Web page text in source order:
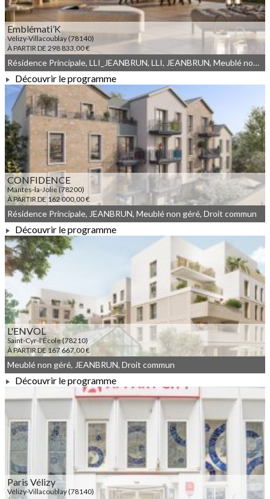
Emblémati’K
Vélizy-Villacoublay (78140)
À PARTIR DE 298 833,00 €
À PARTIR DE 298 833,00 €
Résidence Principale, LLI_JEANBRUN, LLI, JEANBRUN, Meublé non géré, Droit commun
Découvrir le programme
CONFIDENCE
Mantes-la-Jolie (78200)
À PARTIR DE 162 000,00 €
À PARTIR DE 162 000,00 €
Résidence Principale, JEANBRUN, Meublé non géré, Droit commun
Découvrir le programme
L'ENVOL
Saint-Cyr-l'École (78210)
À PARTIR DE 167 667,00 €
À PARTIR DE 167 667,00 €
Meublé non géré, JEANBRUN, Droit commun
Découvrir le programme
Paris Vélizy
Vélizy-Villacoublay (78140)